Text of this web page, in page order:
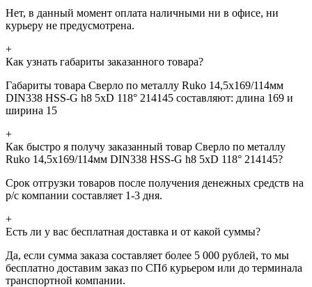
Нет, в данный момент оплата наличными ни в офисе, ни
курьеру не предусмотрена.
+
Как узнать габариты заказанного товара?
Габариты товара Сверло по металлу Ruko 14,5x169/114мм
DIN338 HSS-G h8 5xD 118° 214145 составляют: длина 169 и
ширина 15
+
Как быстро я получу заказанный товар Сверло по металлу
Ruko 14,5x169/114мм DIN338 HSS-G h8 5xD 118° 214145?
Срок отгрузки товаров после получения денежных средств на
р/с компании составляет 1-3 дня.
+
Есть ли у вас бесплатная доставка и от какой суммы?
Да, если сумма заказа составляет более 5 000 рублей, то мы
бесплатно доставим заказ по СПб курьером или до терминала
транспортной компании.